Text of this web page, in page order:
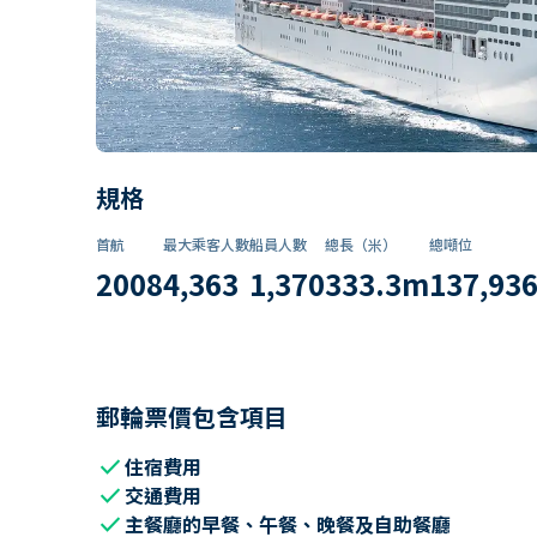
規格
首航
2008
最大乘客人數
4,363
船員人數
1,370
總長（米）
333.3m
總噸位
137,936
郵輪票價包含項目
check住宿費用
check 交通費用
check主餐廳的早餐、午餐、晚餐及自助餐廳